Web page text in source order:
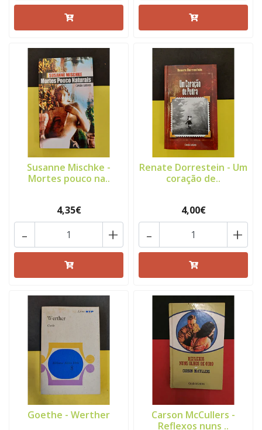
Susanne Mischke -
Mortes pouco na..
4,35€
+
-
Renate Dorrestein - Um
coração de..
4,00€
+
-
Goethe - Werther
Carson McCullers -
Reflexos nuns ..